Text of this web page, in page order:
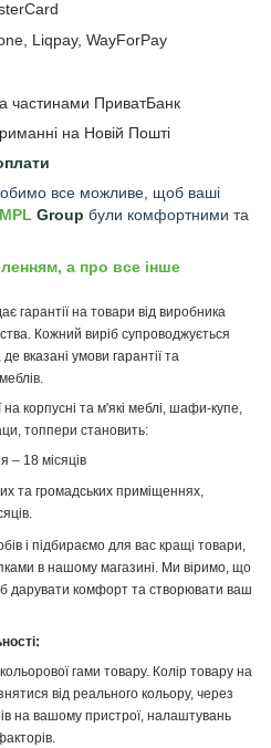
Liqpay, WayForPay
частинами ПриватБанк
на Новій Пошті
все можливе, щоб ваші
MPL Group були комфортними та
а про все інше
гарантії на товари від виробника
Кожний виріб супроводжується
вказані умови гарантії та
на корпусні та м'які меблі, шафи-купе,
топпери становить:
– 18 місяців
та громадських приміщеннях,
і підбираємо для вас кращі товари,
в нашому магазині. Ми віримо, що
дарувати комфорт та створювати ваш
гами товару. Колір товару на
від реального кольору, через
на вашому пристрої, налаштувань